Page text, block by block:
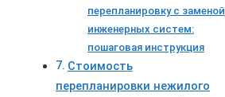
перепланировку с заменой
инженерных систем:
пошаговая инструкция
Стоимость
перепланировки нежилого